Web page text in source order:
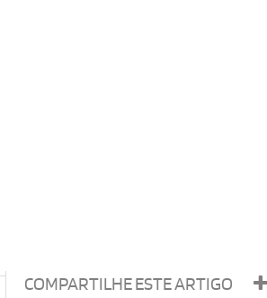
COMPARTILHE ESTE ARTIGO